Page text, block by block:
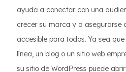
ayuda a conectar con una
crecer su marca y a asegurarse
accesible para todos. Ya sea
línea, un blog o un sitio web
su sitio de WordPress puede